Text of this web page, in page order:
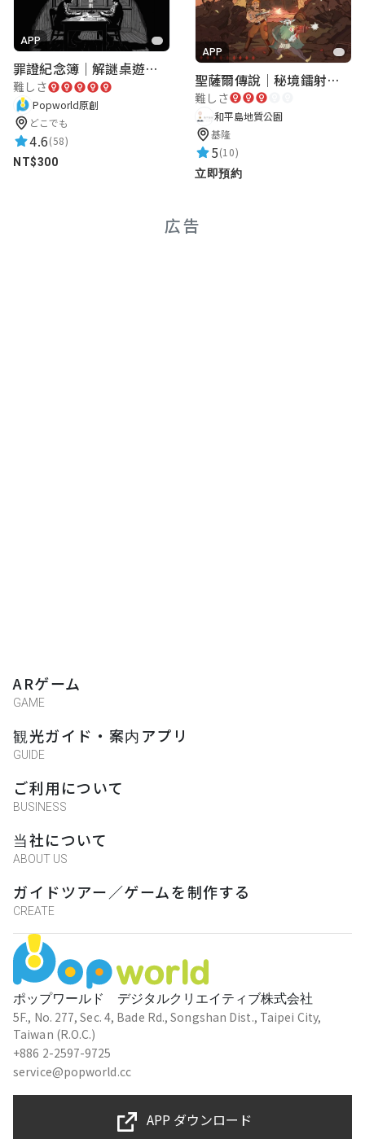
APP
罪證紀念簿｜解謎桌遊｜警匪偵訊｜室內遊戲
難しさ
Popworld原創
どこでも
4.6(58)
NT$300
APP
聖薩爾傳說｜秘境鐳射激戰
難しさ
和平島地質公園
基隆
5(10)
立即預約
広告
ポップワールド デジタルクリエイティブ株式会社
5F., No. 277, Sec. 4, Bade Rd., Songshan Dist., Taipei City,
Taiwan (R.O.C.)
+886 2-2597-9725
service@popworld.cc
ARゲーム
GAME
観光ガイド・案内アプリ
GUIDE
ご利用について
BUSINESS
当社について
ABOUT US
ガイドツアー／ゲームを制作する
CREATE
APP ダウンロード